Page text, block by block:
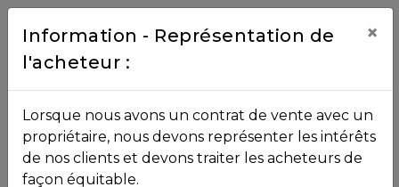
Contact
NOS
PROPRIÉTÉS
Toutes les propriétés
, , ,
Information - Représentation de
l'acheteur :
×
Lorsque nous avons un contrat de vente avec un
propriétaire, nous devons représenter les intérêts
de nos clients et devons traiter les acheteurs de
façon équitable.